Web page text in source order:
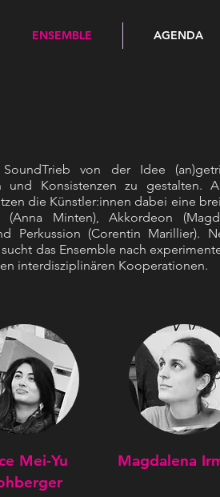
ENSEMBLE AGENDA
von der Idee
und Konsistenzen zu
die Künstler:innen dabei eine
(Anna Minten), Akkordeon
Perkussion (Corentin Marillier).
das Ensemble nach
interdisziplinären Kooperationen.
Mei-Yu
Magdalena